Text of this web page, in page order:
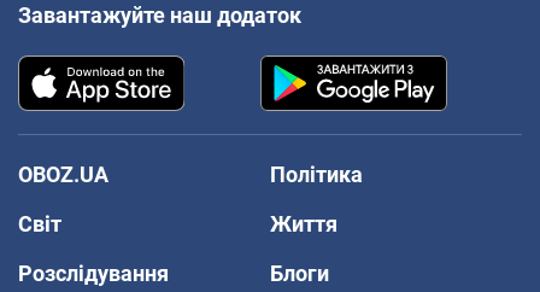
Завантажуйте наш додаток
OBOZ.UA
Політика
Світ
Життя
Розслідування
Блоги